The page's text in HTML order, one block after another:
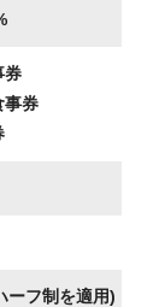
券
事券
ーフ制を適用)